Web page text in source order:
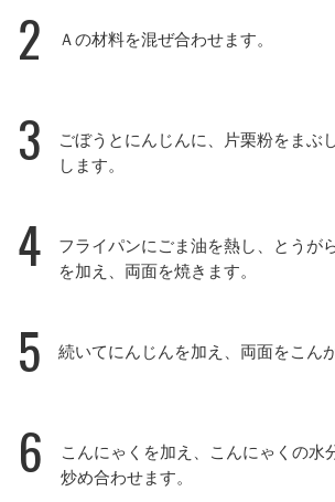
2 Ａの材料を混ぜ合わせます。
3
ごぼうとにんじんに、片栗粉をまぶ
します。
4
フライパンにごま油を熱し、とうが
を加え、両面を焼きます。
5 続いてにんじんを加え、両面をこん
6
こんにゃくを加え、こんにゃくの水
炒め合わせます。